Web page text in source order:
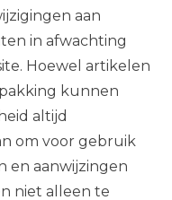
aan
in afwachting
Hoewel artikelen
kunnen
altijd
om voor gebruik
en aanwijzingen
niet alleen te